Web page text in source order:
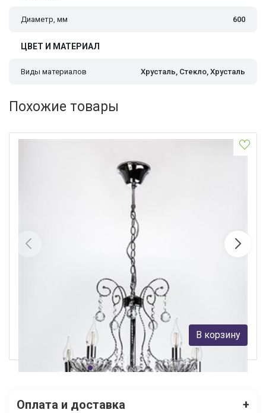
Диаметр, мм 600
ЦВЕТ И МАТЕРИАЛ
Виды материалов Хрусталь, Стекло, Хрусталь
Похожие товары
4025/5 CR Подвесная Люстра
LED4U
В корзину
Оплата и доставка +